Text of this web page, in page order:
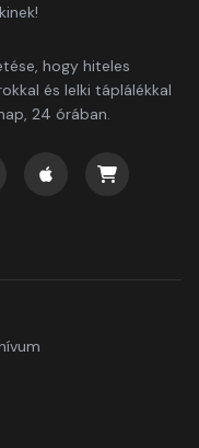
hogy hiteles
és lelki táplálékkal
24 órában.